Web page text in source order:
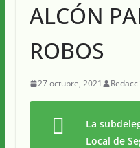
ALCÓN
ROBOS
27 octubre, 2021
La
Local de